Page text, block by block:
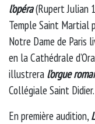
l’opéra(Rupert Julian
Temple Saint Martial
Notre Dame de Paris
en la Cathédrale
illustrera l’orgue
Collégiale Saint Didier.
En première audition,